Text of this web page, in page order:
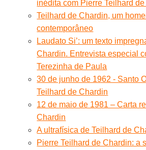
inédita com Pierre Teilhard
Teilhard de Chardin, um
contemporâneo
Laudato Si’: um texto
Chardin. Entrevista especial
Terezinha de Paula
30 de junho de 1962 - Santo
Teilhard de Chardin
12 de maio de 1981 – Carta
Chardin
A ultrafísica de Teilhard de
Pierre Teilhard de Chardin: a